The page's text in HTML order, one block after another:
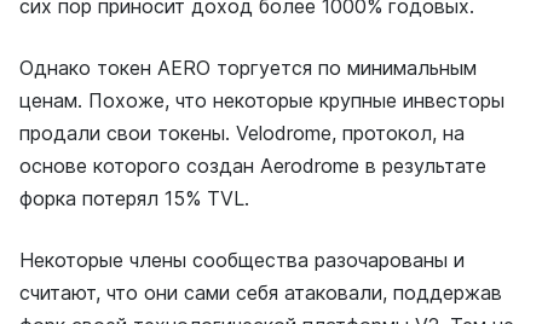
сих пор приносит доход более 1000% годовых.
Однако токен AERO торгуется по минимальным
ценам. Похоже, что некоторые крупные инвесторы
продали свои токены. Velodrome, протокол, на
основе которого создан Aerodrome в результате
форка потерял 15% TVL.
Некоторые члены сообщества разочарованы и
считают, что они сами себя атаковали, поддержав